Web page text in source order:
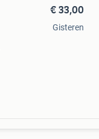
€ 33,00
Gisteren